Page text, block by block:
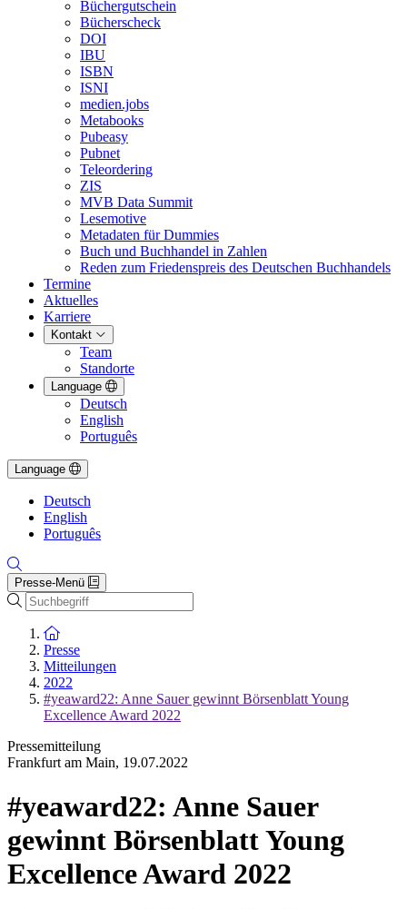
Büchergutschein
Bücherscheck
DOI
IBU
ISBN
ISNI
medien.jobs
Metabooks
Pubeasy
Pubnet
Teleordering
ZIS
MVB Data Summit
Lesemotive
Metadaten für Dummies
Buch und Buchhandel in Zahlen
Reden zum Friedenspreis des Deutschen Buchhandels
Termine
Aktuelles
Karriere
Kontakt
Team
Standorte
Language
Deutsch
English
Português
Language
Deutsch
English
Português
Presse-Menü
Suche
Zur Startseite
Presse
Mitteilungen
2022
#yeaward22: Anne Sauer gewinnt Börsenblatt Young
Excellence Award 2022
Pressemitteilung
Frankfurt am Main, 19.07.2022
#yeaward22: Anne Sauer
gewinnt Börsenblatt Young
Excellence Award 2022